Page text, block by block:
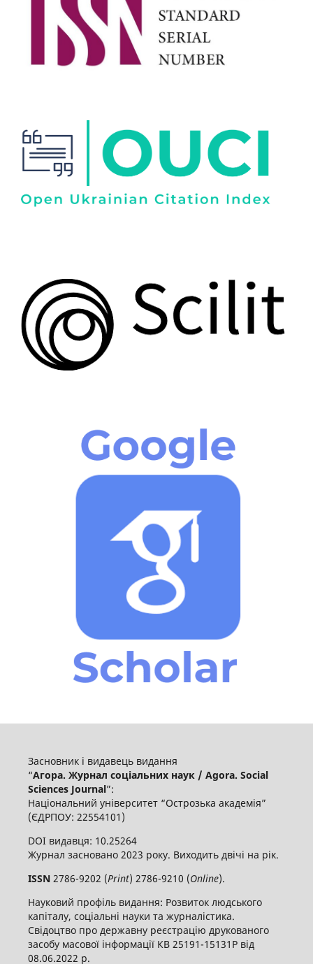
Засновник і видавець видання
“Агора. Журнал соціальних наук / Agora. Social
Sciences Journal”:
Національний університет “Острозька академія”
(ЄДРПОУ: 22554101)
DOI видавця: 10.25264
Журнал засновано 2023 року. Виходить двічі на рік.
ISSN2786-9202 (Print) 2786-9210 (Online).
Науковий профіль видання: Розвиток людського
капіталу, соціальні науки та журналістика.
Свідоцтво про державну реєстрацію друкованого
засобу масової інформації КВ 25191-15131Р від
08.06.2022 р.